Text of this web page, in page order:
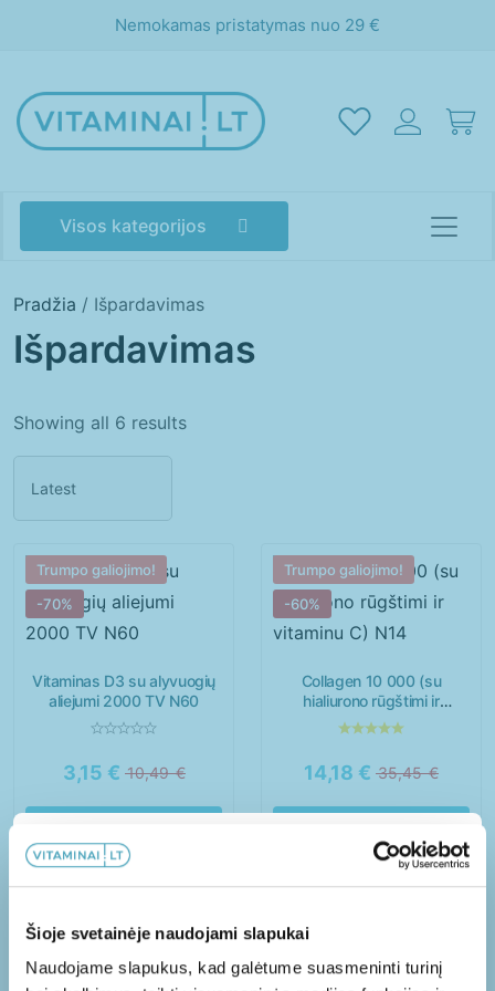
Šioje svetainėje naudojami slapukai
Naudojame slapukus, kad galėtume suasmeninti turinį
Nemokamas pristatymas nuo 29 €
Visos kategorijos
Akims
Miegui Moterims
Nagams Nervų sistemai
Plaukams Sąnariams
Širdžiai
Vaikams
Pradžia / Išpardavimas
Išpardavimas
Showing all 6 results
Trumpo galiojimo!
-70%
Vitaminas D3 su alyvuogių
aliejumi 2000 TV N60
10,49€
3,15 €
Trumpo galiojimo!
-60%
Collagen 10 000 (su
hialiurono rūgštimi ir
vitaminu C) N14
35,45€
14,18 €
-70%
Papildoma 10% nuolaida!
Užsisakykite mūsų naujienlaiškį ir gaukite
papildomą nuolaidą PIRMAM užsakymui!